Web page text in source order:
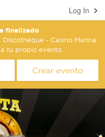
Log In
finalizado
- Casino Marina
tu propio evento.
Crear evento